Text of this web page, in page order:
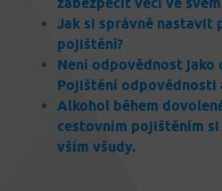
Jak si správně nastavit
pojištění?
Není odpovědnost jako
Pojištění odpovědnosti
Alkohol během
cestovním pojištěním
vším všudy.